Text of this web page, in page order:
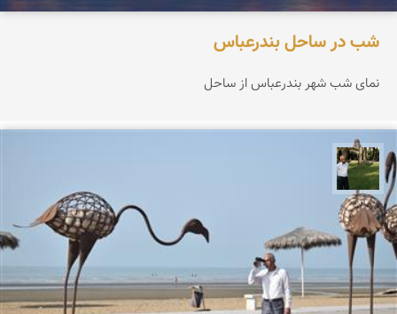
شب در ساحل بندرعباس
نمای شب شهر بندرعباس از ساحل